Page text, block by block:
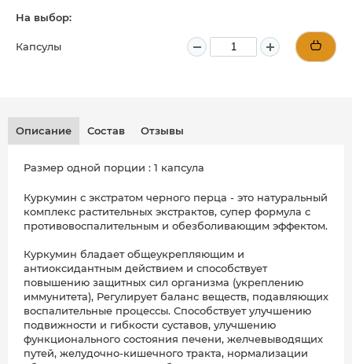
На выбор:
Капсулы
Описание Состав Отзывы
Размер одной порции : 1 капсула
Куркумин с экстратом черного перца - это натуральный
комплекс растительных экстрактов, супер формула с
противовоспалительным и обезболивающим эффектом.
Куркумин бладает общеукрепляющим и
антиоксидантным действием и способствует
повышению защитных сил организма (укреплению
иммунитета), Регулирует баланс веществ, подавляющих
воспалительные процессы. Способствует улучшению
подвижности и гибкости суставов, улучшению
функционального состояния печени, желчевыводящих
путей, желудочно-кишечного тракта, нормализации